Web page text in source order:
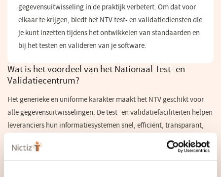
gegevensuitwisseling in de praktijk verbetert. Om dat voor
elkaar te krijgen, biedt het NTV test- en validatiediensten die
je kunt inzetten tijdens het ontwikkelen van standaarden en
bij het testen en valideren van je software.
Wat is het voordeel van het Nationaal Test- en
Validatiecentrum?
Het generieke en uniforme karakter maakt het NTV geschikt voor
alle gegevensuitwisselingen. De test- en validatiefaciliteiten helpen
leveranciers hun informatiesystemen snel, efficiënt, transparant,
voorspelbaar en betrouwbaar door het test- en validatietraject.
Daarmee is een systeem dat gegevens uitwisselt bewezen